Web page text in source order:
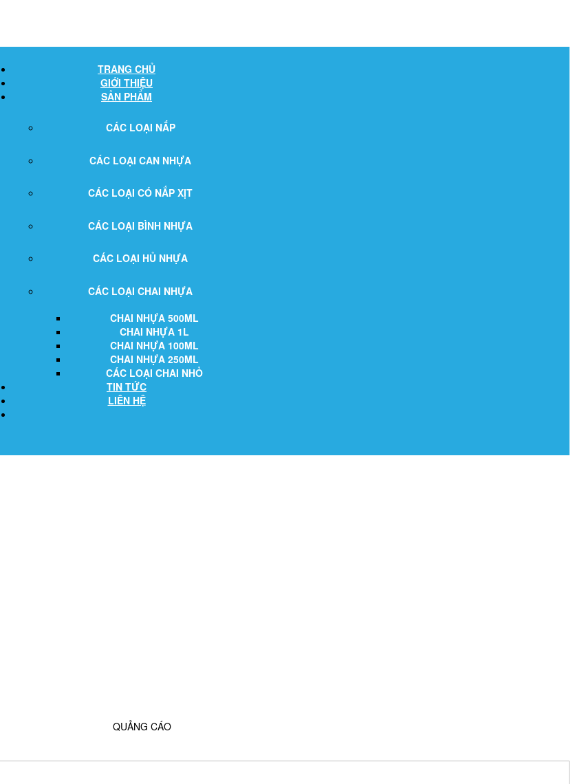
TRANG CHỦ
GIỚI THIỆU
SẢN PHẨM
CÁC LOẠI NẮP
CÁC LOẠI CAN NHỰA
CÁC LOẠI CÓ NẮP XỊT
CÁC LOẠI BÌNH NHỰA
CÁC LOẠI HỦ NHỰA
CÁC LOẠI CHAI NHỰA
CHAI NHỰA 500ML
CHAI NHỰA 1L
CHAI NHỰA 100ML
CHAI NHỰA 250ML
CÁC LOẠI CHAI NHỎ
TIN TỨC
LIÊN HỆ
QUẢNG CÁO